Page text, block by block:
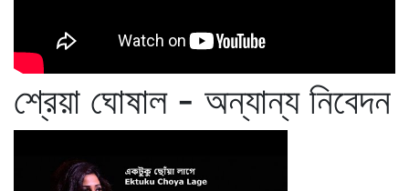
শ্রেয়া ঘোষাল - অন্যান্য নিবেদন